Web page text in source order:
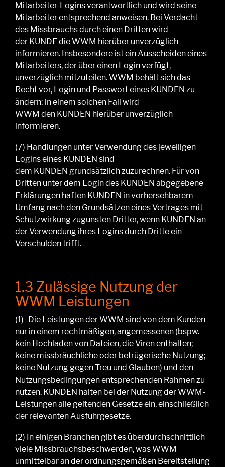
Mitarbeiter-Logins verantwortlich und wird seine
Mitarbeiter entsprechend anweisen. Bei Verdacht
des Missbrauchs durch einen Dritten wird
der KUNDE die WWM hierüber unverzüglich
informieren. Insbesondere ist ein Ausscheiden eines
Mitarbeiters, der über einen Login verfügt,
unverzüglich mitzuteilen.WWM behält sich das
Recht vor, Login und Passwort eines KUNDEN zu
ändern; in einem solchen Fall wird
WWM den KUNDEN hierüber unverzüglich
informieren.
(7) Handlungen unter Verwendung des jeweiligen
Logins eines KUNDEN sind
dem KUNDEN grundsätzlich zuzurechnen. Für von
Dritten unter dem Logindes KUNDEN abgegebene
Erklärungen haften KUNDEN in vorhersehbarem
Umfang nach den Grundsätzen eines Vertrages mit
Schutzwirkung zugunsten Dritter, wenn KUNDEN an
der Verwendung ihres Logins durch Dritte ein
Verschulden trifft.
1.3 Zulässige Nutzung der
WWM Leistungen
(1) Die Leistungen der WWM sind von dem Kunden
nur in einem rechtmäßigen,angemessenen (bspw.
kein Hochladen von Dateien, die Viren enthalten;
keine missbräuchliche oder betrügerische Nutzung;
keine Nutzung gegen Treu und Glauben) und den
Nutzungsbedingungen entsprechenden Rahmen zu
nutzen. KUNDEN halten bei der Nutzung derWWM-
Leistungenalle geltenden Gesetze ein, einschließlich
der relevanten Ausfuhrgesetze.
(2) In einigen Branchen gibt es überdurchschnittlich
viele Missbrauchsbeschwerden, was WWM
unmittelbar an der ordnungsgemäßen Bereitstellung